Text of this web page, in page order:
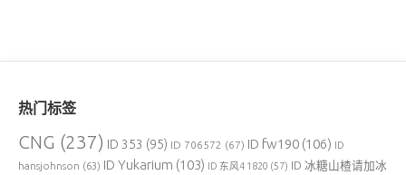
热门标签
CNG (237) ID 353 (95) ID 706572 (67) ID fw190 (106) ID
hansjohnson (63) ID Yukarium (103) ID 东风4 1820 (57) ID 冰糖山楂请加冰